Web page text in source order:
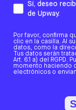
Sí, deseo
de Upway.
Por favor, confirma
clic en la casilla. Al
datos, como la
Tus datos serán
Art. 6.1 a) del
momento haciendo
electrónicos o